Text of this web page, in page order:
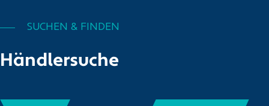
Händlersuche
SUCHEN & FINDEN